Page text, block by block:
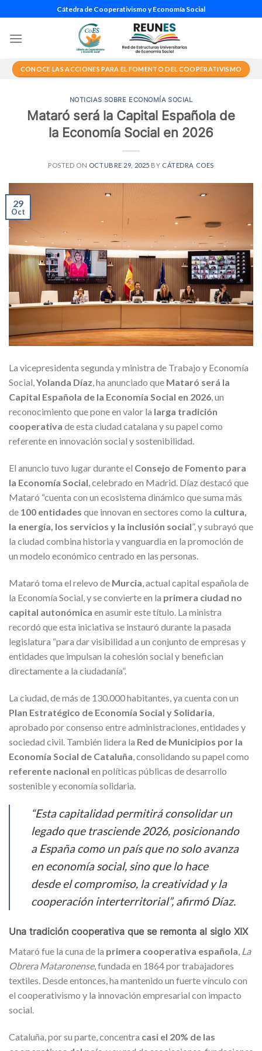
al
contenido
Cátedra de Cooperativismo y Economía Social
CONOCE LAS ACCIONES PARA EL FOMENTO DEL COOPERATIVISMO
NOTICIAS SOBRE ECONOMÍA SOCIAL
Mataró será la Capital Española de
la Economía Social en 2026
POSTED ON OCTUBRE 29, 2025 BY CÁTEDRA COES
29
Oct
La vicepresidenta segunda y ministra de Trabajo y Economía
Social,Yolanda Díaz, ha anunciado que Mataró será la
Capital Española de la Economía Social en 2026, un
reconocimiento que pone en valor la larga tradición
cooperativa de esta ciudad catalana y su papel como
referente en innovación social y sostenibilidad.
El anuncio tuvo lugar durante el Consejo de Fomento para
la Economía Social, celebrado en Madrid. Díaz destacó que
Mataró “cuenta con un ecosistema dinámico que suma más
de 100 entidades que innovan en sectores como la cultura,
la energía, los servicios y la inclusión social”, y subrayó que
la ciudad combina historia y vanguardia en la promoción de
un modelo económico centrado en las personas.
Mataró toma el relevo de Murcia, actual capital española de
la Economía Social, y se convierte en la primera ciudad no
capital autonómica en asumir este título. La ministra
recordó que esta iniciativa se instauró durante la pasada
legislatura “para dar visibilidad a un conjunto de empresas y
entidades que impulsan la cohesión social y benefician
directamente a la ciudadanía”.
La ciudad, de más de 130.000 habitantes, ya cuenta con un
Plan Estratégico de Economía Social y Solidaria
aprobado por consenso entre administraciones, entidades y
sociedad civil. También lidera la Red de Municipios por la
Economía Social de Cataluña , consolidando su papel como
referente nacional en políticas públicas de desarrollo
sostenible y economía solidaria.
“Esta capitalidad permitirá consolidar un
legado que trasciende 2026, posicionando
a España como un país que no solo avanza
en economía social, sino que lo hace
desde el compromiso, la creatividad y la
cooperación interterritorial”, afirmó Díaz.
Una tradición cooperativa que se remonta al siglo XIX
Mataró fue la cuna de la primera cooperativa española, La
Obrera Mataronense, fundada en 1864 por trabajadores
textiles. Desde entonces, ha mantenido un fuerte vínculo con
el cooperativismo y la innovación empresarial con impacto
social.
Cataluña, por su parte, concentra casi el 20% de las